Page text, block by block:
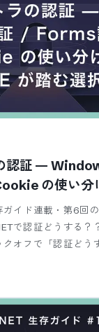
認証 —
の使い分
イド連載・第6回の
で認証どうする？
クオフで「認証どう